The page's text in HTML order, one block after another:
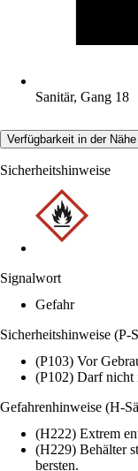
Sanitär, Gang 18
Verfügbarkeit in der
Sicherheitshinweise
Signalwort
Gefahr
Sicherheitshinweise (P-
(P103) Vor
(P102) Darf nicht
Gefahrenhinweise (H-
(H222) Extrem
(H229) Behälter
bersten.